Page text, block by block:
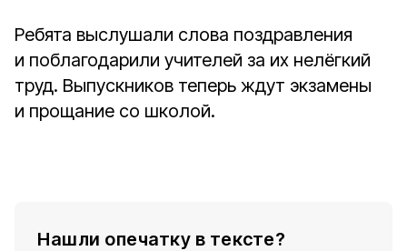
Ребята выслушали слова поздравления
и поблагодарили учителей за их нелёгкий
труд. Выпускников теперь ждут экзамены
и прощание со школой.
Нашли опечатку в тексте?